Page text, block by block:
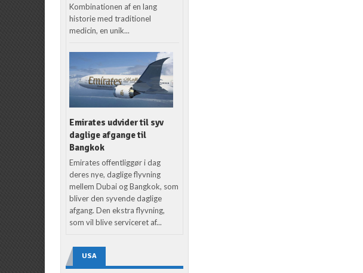
Kombinationen af en lang
historie med traditionel
medicin, en unik...
Emirates udvider til syv
daglige afgange til
Bangkok
Emirates offentliggør i dag
deres nye, daglige flyvning
mellem Dubai og Bangkok, som
bliver den syvende daglige
afgang. Den ekstra flyvning,
som vil blive serviceret af...
USA